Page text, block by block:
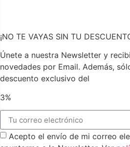
¡NO TE VAYAS SIN TU
Únete a nuestra Newsletter y
novedades por Email. Además,
descuento exclusivo del
3%
Acepto el envío de mi correo